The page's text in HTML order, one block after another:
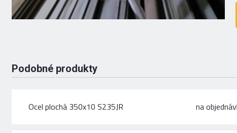
Podobné produkty
Ocel plochá 350x10 S235JR na